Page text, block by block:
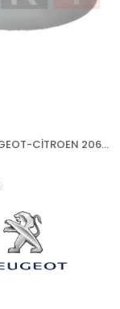
KAPAK PEUGEOT-CİTROEN 206 XSARA PİCASSO (C2 C3 1007 2003-) 1998-2003 ASTARLI SOL